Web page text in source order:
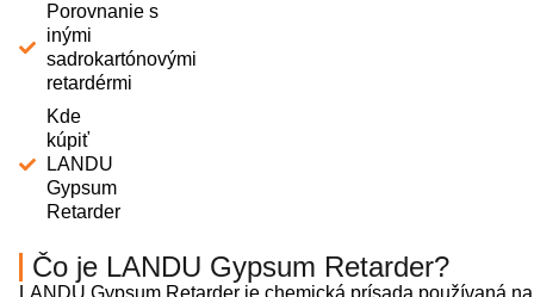
Porovnanie s
inými
sadrokartónovými
retardérmi
Kde
kúpiť
LANDU
Gypsum
Retarder
Čo je LANDU Gypsum Retarder?
LANDU Gypsum Retarder je chemická prísada používaná na